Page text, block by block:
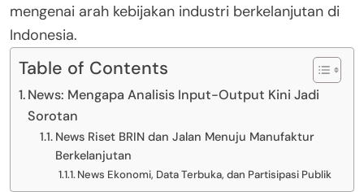
mengenai arah kebijakan industri berkelanjutan di
Indonesia.
Table of Contents
News: Mengapa Analisis Input-Output Kini Jadi
Sorotan
News Riset BRIN dan Jalan Menuju Manufaktur
Berkelanjutan
News Ekonomi, Data Terbuka, dan Partisipasi Publik